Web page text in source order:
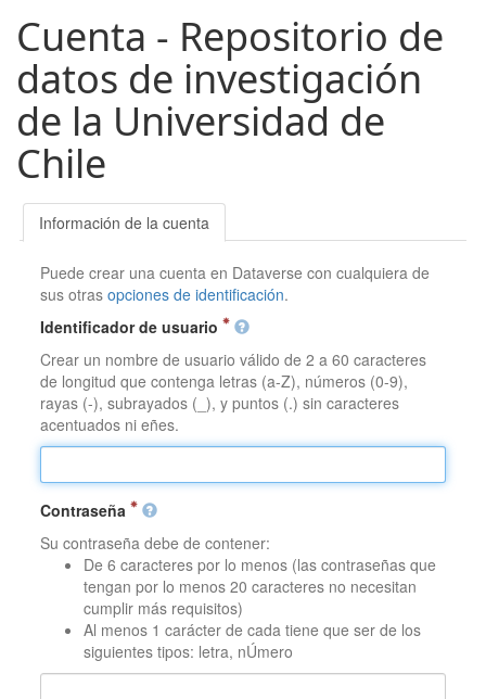
Cuenta - Repositorio de
datos de investigación
de la Universidad de
Chile
Información de la cuenta
Puede crear una cuenta en Dataverse con cualquiera de
sus otrasopciones de identificación.
Identificador de usuario
Crear un nombre de usuario válido de 2 a 60 caracteres
de longitud que contenga letras (a-Z), números (0-9),
rayas (-), subrayados (_), y puntos (.) sin caracteres
acentuados ni eñes.
Contraseña
Su contraseña debe de contener:
De 6 caracteres por lo menos (las contraseñas que
tengan por lo menos 20 caracteres no necesitan
cumplir más requisitos)
Al menos 1 carácter de cada tiene que ser de los
siguientes tipos: letra, nÚmero